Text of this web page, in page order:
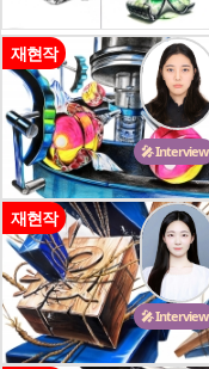
🎤 Interview
재현작
🎤 Interview
재현작